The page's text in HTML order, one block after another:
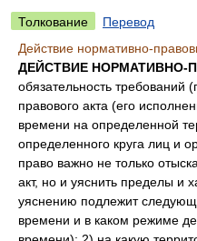
Толкование
Перевод
Действие нормативно-
ДЕЙСТВИЕ НОРМАТИВНО-
обязательность требований
правового акта (его
времени на определенной
определенного круга лиц и
право важно не только
акт, но и уяснить пределы и
уяснению подлежит
времени и в каком режиме